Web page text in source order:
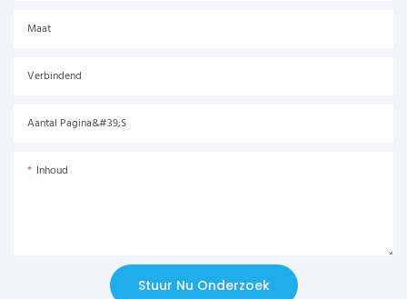
Maat
Verbindend
Aantal Pagina&#39;s
Inhoud
Stuur Nu Onderzoek